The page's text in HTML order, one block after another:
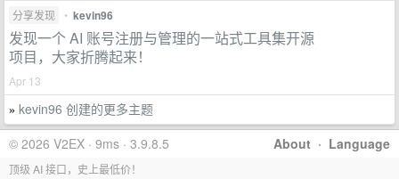
分享发现 • kevin96
发现一个 AI 账号注册与管理的一站式工具集开源
项目，大家折腾起来！
Apr 13
» kevin96 创建的更多主题
About · Language
© 2026 V2EX · 9ms · 3.9.8.5
顶级 AI 接口，史上最低价！